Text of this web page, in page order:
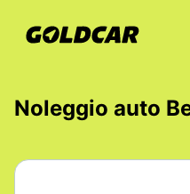
Noleggio auto